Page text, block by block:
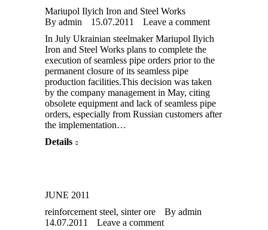
Mariupol Ilyich Iron and Steel Works
By admin 15.07.2011
Leave a comment
In July Ukrainian steelmaker Mariupol Ilyich
Iron and Steel Works plans to complete the
execution of seamless pipe orders prior to the
permanent closure of its seamless pipe
production facilities.This decision was taken
by the company management in May, citing
obsolete equipment and lack of seamless pipe
orders, especially from Russian customers after
the implementation…
Details
14
JUNE 2011
reinforcement steel, sinter ore By admin
14.07.2011
Leave a comment